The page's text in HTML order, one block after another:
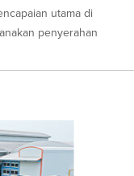
utama di
penyerahan